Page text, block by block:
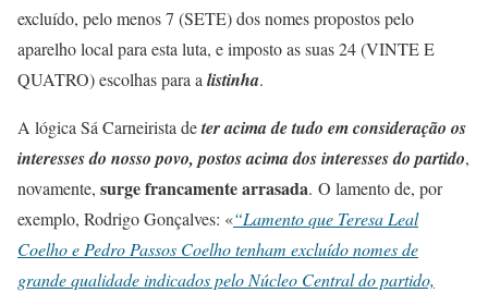
excluído, pelo menos 7 (SETE) dos nomes propostos pelo
aparelho local para esta luta, e imposto as suas 24 (VINTE E
QUATRO) escolhas para a listinha.
A lógica Sá Carneirista deter acima de tudo em consideração os
interesses do nosso povo, postos acima dos interesses do partido,
novamente, surge francamente arrasada. O lamento de, por
exemplo, Rodrigo Gonçalves: «“Lamento que Teresa Leal
Coelho e Pedro Passos Coelho tenham excluído nomes de
grande qualidade indicados pelo Núcleo Central do partido,